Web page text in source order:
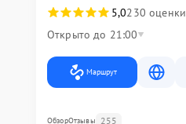
5,0230 оценки
Открыто до 21:00
Маршрут
ОбзорОтзывы 255